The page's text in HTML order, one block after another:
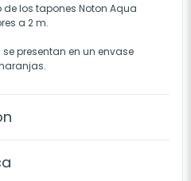
los tapones Noton Aqua
a 2 m.
presentan en un envase